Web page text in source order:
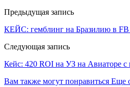
Предыдущая запись
КЕЙС: гемблинг на Бразилию в FB
Следующая запись
Кейс: 420 ROI на УЗ на Авиаторе
Вам также могут понравиться Еще